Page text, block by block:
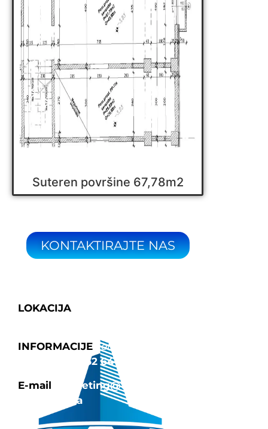
Suteren površine 67,78m2
KONTAKTIRAJTE NAS
LOKACIJA
INFORMACIJE Tel: 035/252-642
387 35 252 640
E-mail
marketing@tehnograd-
company.ba